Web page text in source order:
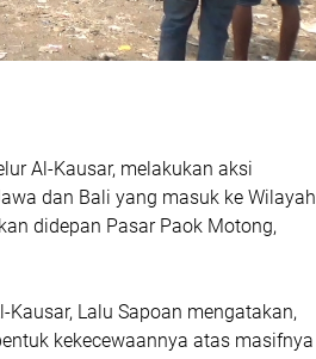
Al-Kausar, melakukan aksi
dan Bali yang masuk ke Wilayah
didepan Pasar Paok Motong,
Lalu Sapoan mengatakan,
kekecewaannya atas masifnya